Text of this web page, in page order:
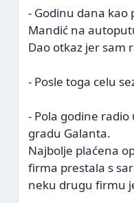
- Godinu dana kao
Mandić na
Dao otkaz jer sam
- Posle toga celu
- Pola godine
gradu Galanta.
Najbolje plaćena
firma prestala s
neku drugu firmu